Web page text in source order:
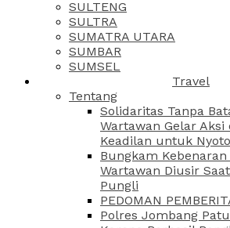
SULTENG
SULTRA
SUMATRA UTARA
SUMBAR
SUMSEL
Travel
Tentang
Solidaritas Tanpa
Wartawan Gelar
Keadilan untuk
Bungkam
Wartawan Diusir
Pungli
PEDOMAN
Polres Jombang